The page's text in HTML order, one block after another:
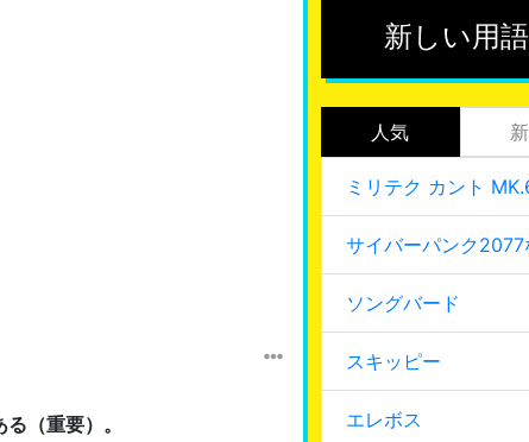
（重要）。
新しい用
人気
ミリテク カント
サイバーパンク2077
ソングバード
スキッピー
エレボス